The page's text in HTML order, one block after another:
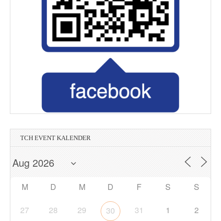
TCH EVENT KALENDER
M D M D F S S
27 28 29 30 31 1 2